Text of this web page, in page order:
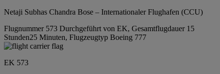
Netaji Subhas Chandra Bose – Internationaler Flughafen (CCU)
Flugnummer 573 Durchgeführt von EK, Gesamtflugdauer 15
Stunden25 Minuten, Flugzeugtyp Boeing 777
EK 573